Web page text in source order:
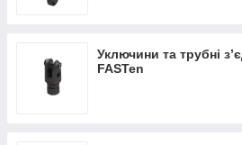
Уключини та трубні
FASTen